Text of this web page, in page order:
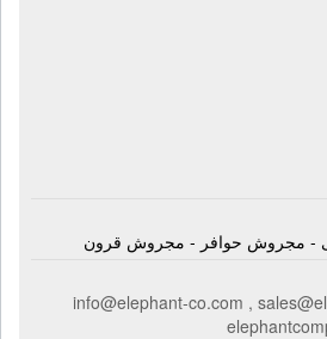
- مجروش حوافر - مجروش قرون
info@elephant-co.com ,